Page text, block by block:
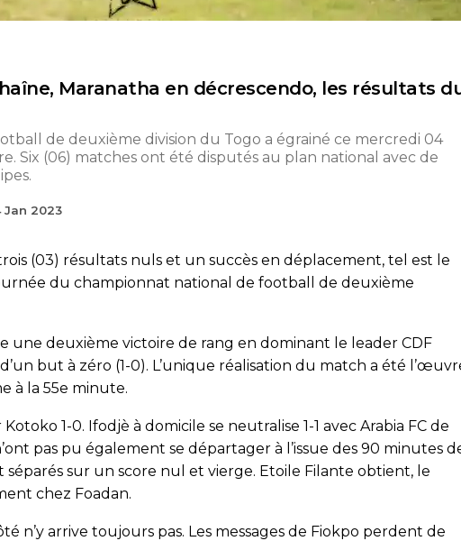
Maranatha en décrescendo, les résultats
de deuxième division du Togo a égrainé ce mercredi 04
Six (06) matches ont été disputés au plan national avec de
Jan 2023
(03) résultats nuls et un succès en déplacement, tel est le
du championnat national de football de deuxième
une deuxième victoire de rang en dominant le leader CDF
but à zéro (1-0). L’unique réalisation du match a été
à la 55e minute.
Kotoko 1-0. Ifodjè à domicile se neutralise 1-1 avec Arabia FC de
pas pu également se départager à l’issue des 90 minutes
séparés sur un score nul et vierge. Etoile Filante obtient, le
chez Foadan.
n’y arrive toujours pas. Les messages de Fiokpo perdent de